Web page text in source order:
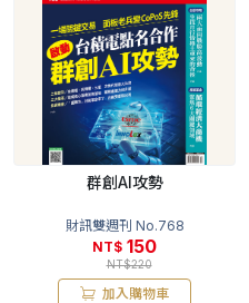
群創AI攻勢
財訊雙週刊 No.768
NT$ 150
NT$220
加入購物車